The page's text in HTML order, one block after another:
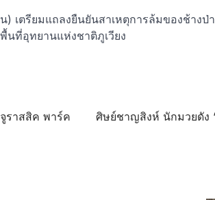
ตรียมแถลงยืนยันสาเหตุการล้มของช้างป่
นที่อุทยานแห่งชาติภูเวียง
ราสสิค พาร์ค ศิษย์ชาญสิงห์ นักมวยดัง